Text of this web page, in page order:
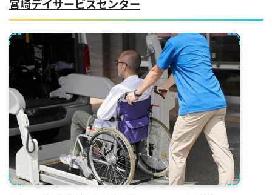
宮崎デイサービスセンター